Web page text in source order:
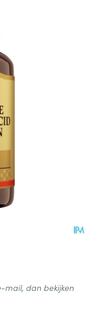
mail, dan bekijken